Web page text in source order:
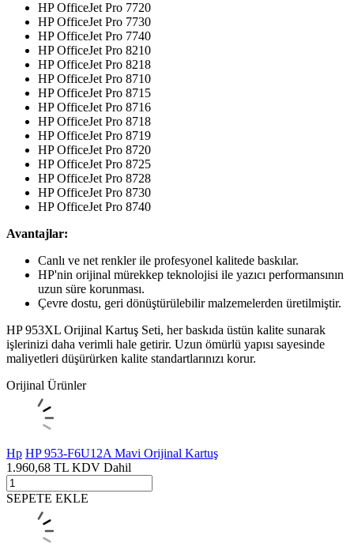
HP OfficeJet Pro 7720
HP OfficeJet Pro 7730
HP OfficeJet Pro 7740
HP OfficeJet Pro 8210
HP OfficeJet Pro 8218
HP OfficeJet Pro 8710
HP OfficeJet Pro 8715
HP OfficeJet Pro 8716
HP OfficeJet Pro 8718
HP OfficeJet Pro 8719
HP OfficeJet Pro 8720
HP OfficeJet Pro 8725
HP OfficeJet Pro 8728
HP OfficeJet Pro 8730
HP OfficeJet Pro 8740
Avantajlar:
Canlı ve net renkler ile profesyonel kalitede baskılar.
HP'nin orijinal mürekkep teknolojisi ile yazıcı performansının
uzun süre korunması.
Çevre dostu, geri dönüştürülebilir malzemelerden üretilmiştir.
HP 953XL Orijinal Kartuş Seti, her baskıda üstün kalite sunarak
işlerinizi daha verimli hale getirir. Uzun ömürlü yapısı sayesinde
maliyetleri düşürürken kalite standartlarınızı korur.
Orijinal Ürünler
Hp HP 953-F6U12A Mavi Orijinal Kartuş
1.960,68 TL KDV Dahil
SEPETE EKLE